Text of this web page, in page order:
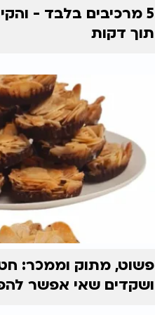
5 מרכיבים בלבד -
תוך דקות
פשוט, מתוק וממכר:
ושקדים שאי אפשר